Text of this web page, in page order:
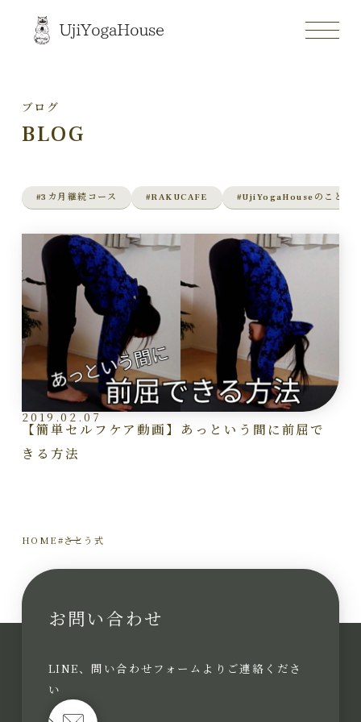
ブログ
BLOG
#3カ月継続コース #RAKUCAFE #UjiYogaHouseのこと
2019.02.07
【簡単セルフケア動画】あっという間に前屈で
きる方法
HOME#さとう式
お問い合わせ
LINE、問い合わせフォームよりご連絡くださ
い